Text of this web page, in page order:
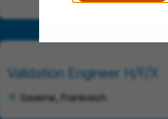
Validation Engineer H/F/X
Saverne, Frankreich